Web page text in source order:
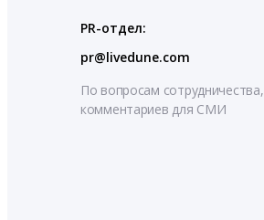
PR-отдел:
pr@livedune.com
По вопросам сотрудничества,
комментариев для СМИ